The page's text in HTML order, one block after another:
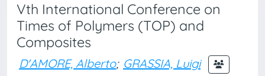
Vth International Conference on
Times of Polymers (TOP) and
Composites
D'AMORE, Alberto; GRASSIA, Luigi